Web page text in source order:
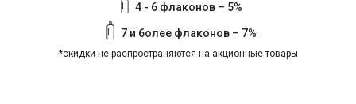
4 - 6 флаконов – 5%
7 и более флаконов – 7%
*скидки не распространяются на акционные товары